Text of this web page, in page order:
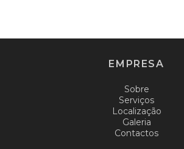
EMPRESA
Sobre
Serviços
Localização
Galeria
Contactos